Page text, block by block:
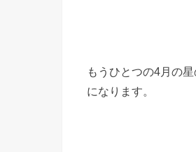
もうひとつの4月の
になります。